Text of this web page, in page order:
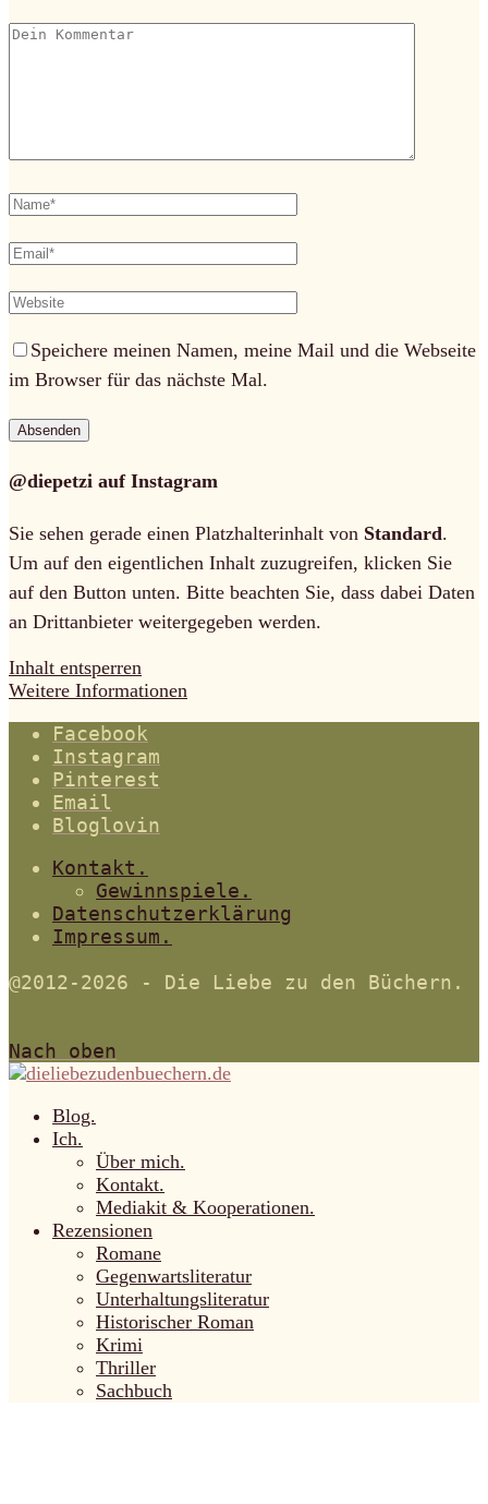
Speichere meinen Namen, meine Mail und die Webseite
im Browser für das nächste Mal.
@diepetzi auf Instagram
Sie sehen gerade einen Platzhalterinhalt von Standard.
Um auf den eigentlichen Inhalt zuzugreifen, klicken Sie
auf den Button unten. Bitte beachten Sie, dass dabei Daten
an Drittanbieter weitergegeben werden.
Inhalt entsperren
Weitere Informationen
Facebook
Instagram
Pinterest
Email
Bloglovin
Kontakt.
Gewinnspiele.
Datenschutzerklärung
Impressum.
@2012-2026 - Die Liebe zu den Büchern.
Nach oben
Blog.
Ich.
Über mich.
Kontakt.
Mediakit & Kooperationen.
Rezensionen
Romane
Gegenwartsliteratur
Unterhaltungsliteratur
Historischer Roman
Krimi
Thriller
Sachbuch